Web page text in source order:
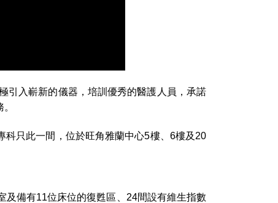
引入嶄新的儀器，培訓優秀的醫護人員，承諾
只此一間，位於旺角雅蘭中心5樓、6樓及20
備有11位床位的復甦區、24間設有維生指數